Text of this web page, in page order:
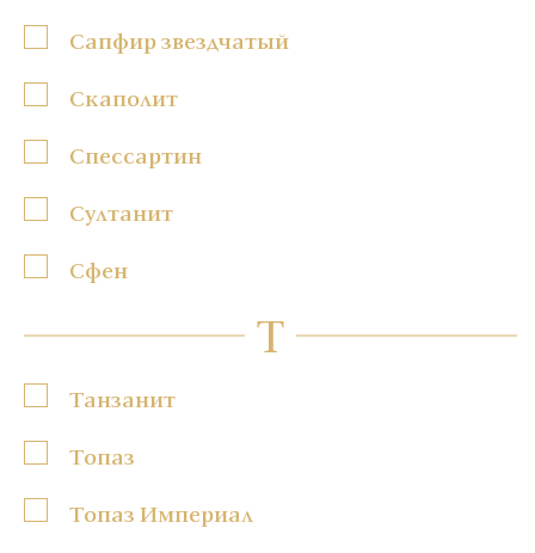
Сапфир звездчатый
Скаполит
Спессартин
Султанит
Сфен
Т
Танзанит
Топаз
Топаз Империал